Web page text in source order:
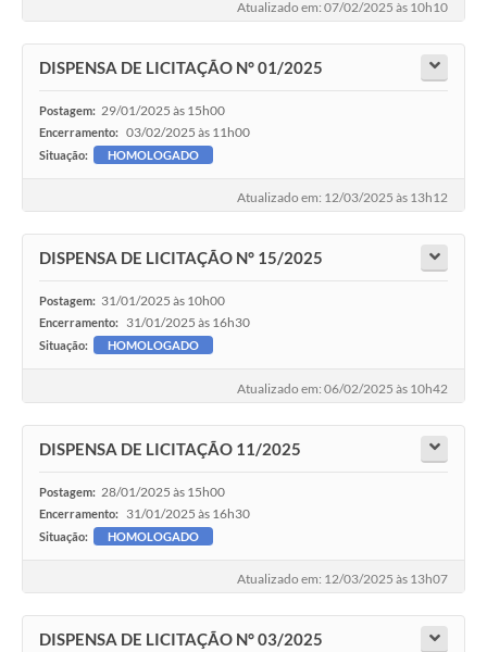
Atualizado em: 07/02/2025 às 10h10
DISPENSA DE LICITAÇÃO N° 01/2025
Postagem: 29/01/2025 às 15h00
Encerramento: 03/02/2025 às 11h00
Situação: HOMOLOGADO
Atualizado em: 12/03/2025 às 13h12
DISPENSA DE LICITAÇÃO N° 15/2025
Postagem: 31/01/2025 às 10h00
Encerramento: 31/01/2025 às 16h30
Situação: HOMOLOGADO
Atualizado em: 06/02/2025 às 10h42
DISPENSA DE LICITAÇÃO 11/2025
Postagem: 28/01/2025 às 15h00
Encerramento: 31/01/2025 às 16h30
Situação: HOMOLOGADO
Atualizado em: 12/03/2025 às 13h07
DISPENSA DE LICITAÇÃO N° 03/2025